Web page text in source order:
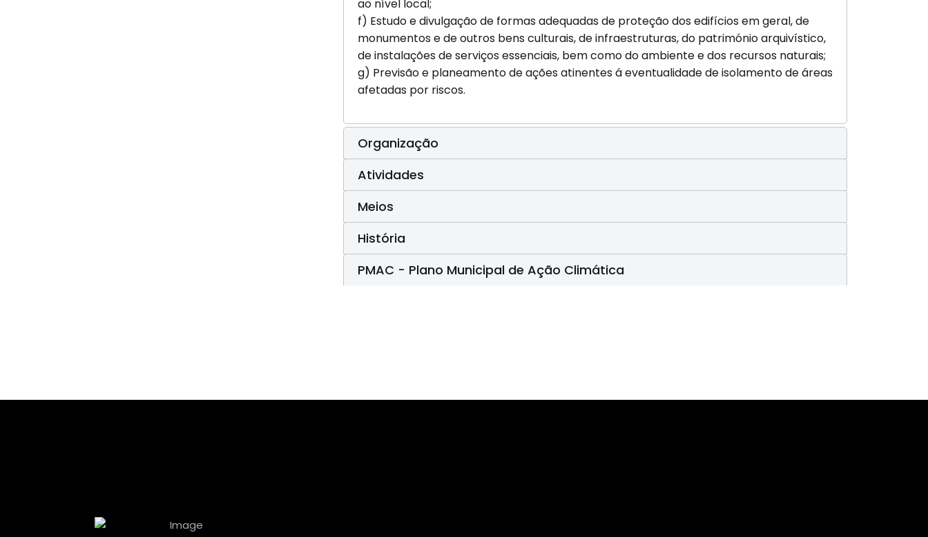
ao nível local;
f) Estudo e divulgação de formas adequadas de proteção dos edifícios em geral, de
monumentos e de outros bens culturais, de infraestruturas, do património arquivístico,
de instalações de serviços essenciais, bem como do ambiente e dos recursos naturais;
g) Previsão e planeamento de ações atinentes á eventualidade de isolamento de áreas
afetadas por riscos.
Organização
Atividades
Meios
História
PMAC - Plano Municipal de Ação Climática